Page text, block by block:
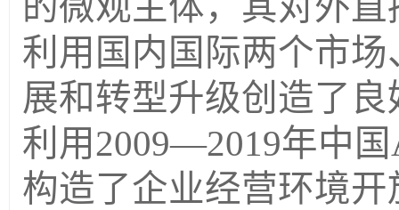
利用国内国际两个市
展和转型升级创造了
利用 2009—2019年中国
构造了企业经营环境